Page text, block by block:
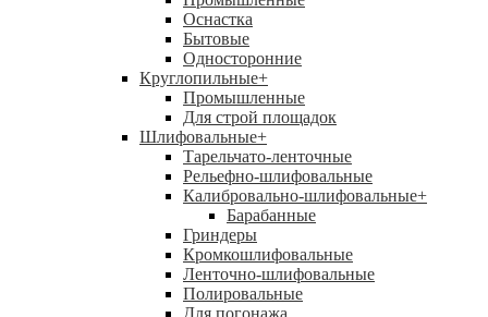
Оснастка
Бытовые
Односторонние
Круглопильные+
Промышленные
Для строй площадок
Шлифовальные+
Тарельчато-ленточные
Рельефно-шлифовальные
Калибровально-шлифовальные+
Барабанные
Гриндеры
Кромкошлифовальные
Ленточно-шлифовальные
Полировальные
Для погонажа